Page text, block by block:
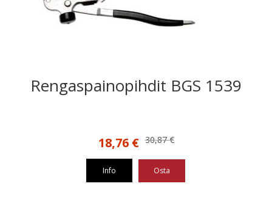
Rengaspainopihdit BGS 1539
30,87€
Alkuperäinen
30,87 €.
18,76 €Nykyinen
18,76 €.
Info Osta